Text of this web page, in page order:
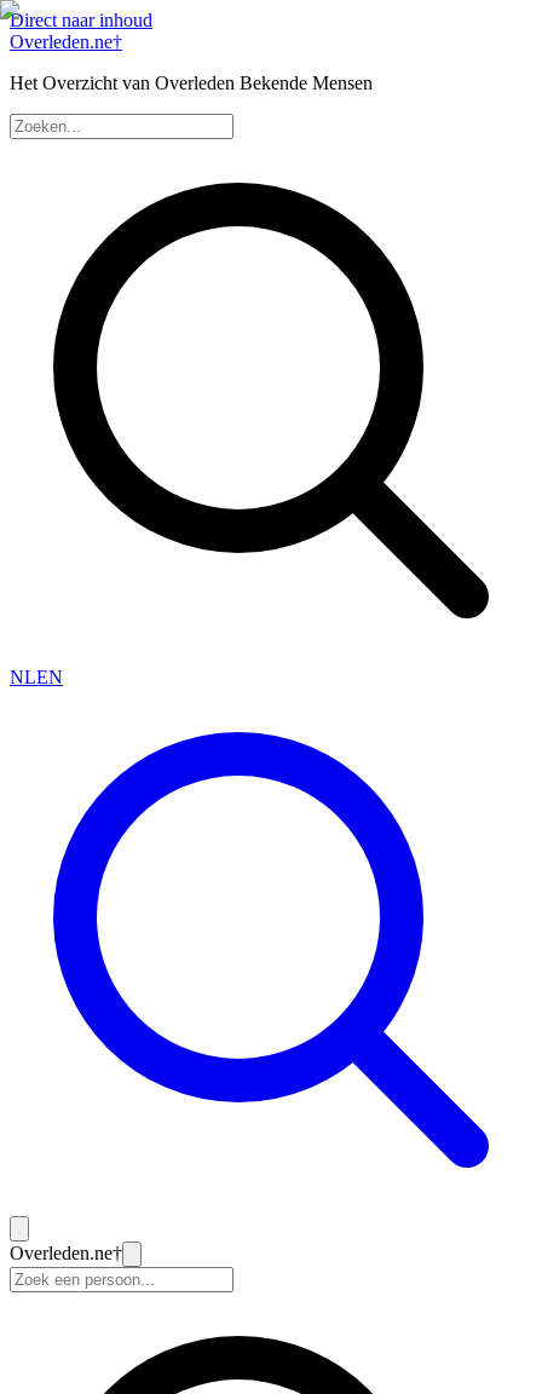
Direct naar inhoud
Overleden.ne†
Het Overzicht van Overleden Bekende Mensen
NLEN
Overleden.ne†